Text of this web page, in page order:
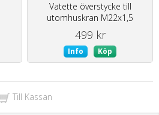
Vatette överstycke till
utomhuskran M22x1,5
499 kr
Info Köp
Till Kassan